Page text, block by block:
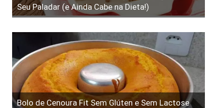
Seu Paladar (e Ainda Cabe na Dieta!)
Bolo de Cenoura Fit Sem Glúten e Sem Lactose